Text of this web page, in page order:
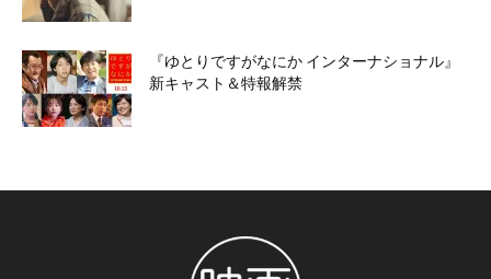
『ゆとりですがなにか インターナショナル』
新キャスト＆特報解禁